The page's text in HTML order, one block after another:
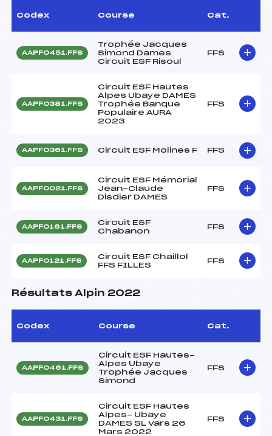
Codex Course Cat.
AAPF0451.FFS
Trophée Jacques
Simond Dames
Circuit ESF Risoul
FFS
AAPF0381.FFS
Circuit ESF Hautes
Alpes Ubaye DAMES
Trophée Banque
Populaire AURA
2023
FFS
AAPF0361.FFS Circuit ESF Molines F FFS
AAPF0021.FFS
Circuit ESF Mémorial
Jean-Claude
Disdier DAMES
FFS
AAPF0161.FFS
Circuit ESF
Chabanon
FFS
AAPF0121.FFS
Circuit ESF Chaillol
FFS FILLES
FFS
Résultats Alpin 2022
Codex Course Cat.
AAPF0461.FFS
Circuit ESF Hautes-
Alpes Ubaye
Trophée Jacques
Simond
FFS
AAPF0431.FFS
Circuit ESF Hautes
Alpes- Ubaye
DAMES SL Vars 26
Mars 2022
FFS